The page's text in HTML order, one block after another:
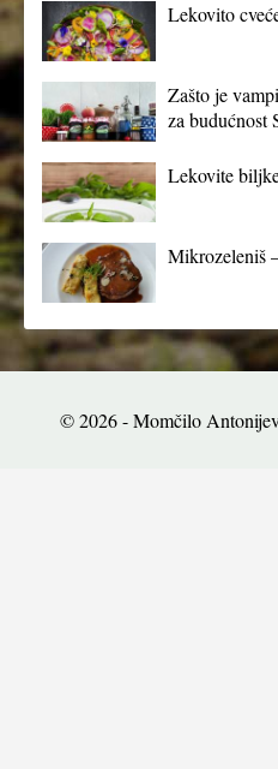
Lekovito
Zašto je
za budućnost
Lekovite
Mikrozeleniš
© 2026 - Momčilo